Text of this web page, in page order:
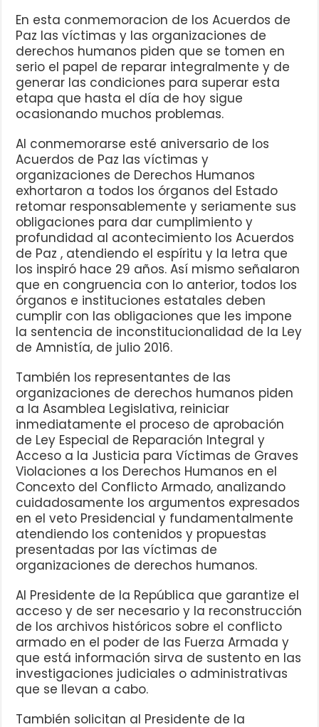
En esta conmemoracion de los Acuerdos de
Paz las víctimas y las organizaciones de
derechos humanos piden que se tomen en
serio el papel de reparar integralmente y de
generar las condiciones para superar esta
etapa que hasta el día de hoy sigue
ocasionando muchos problemas.
Al conmemorarse esté aniversario de los
Acuerdos de Paz las víctimas y
organizaciones de Derechos Humanos
exhortaron a todos los órganos del Estado
retomar responsablemente y seriamente sus
obligaciones para dar cumplimiento y
profundidad al acontecimiento los Acuerdos
de Paz , atendiendo el espíritu y la letra que
los inspiró hace 29 años. Así mismo señalaron
que en congruencia con lo anterior, todos los
órganos e instituciones estatales deben
cumplir con las obligaciones que les impone
la sentencia de inconstitucionalidad de la Ley
de Amnistía, de julio 2016.
También los representantes de las
organizaciones de derechos humanos piden
a la Asamblea Legislativa, reiniciar
inmediatamente el proceso de aprobación
de Ley Especial de Reparación Integral y
Acceso a la Justicia para Víctimas de Graves
Violaciones a los Derechos Humanos en el
Concexto del Conflicto Armado, analizando
cuidadosamente los argumentos expresados
en el veto Presidencial y fundamentalmente
atendiendo los contenidos y propuestas
presentadas por las víctimas de
organizaciones de derechos humanos.
Al Presidente de la República que garantize el
acceso y de ser necesario y la reconstrucción
de los archivos históricos sobre el conflicto
armado en el poder de las Fuerza Armada y
que está información sirva de sustento en las
investigaciones judiciales o administrativas
que se llevan a cabo.
También solicitan al Presidente de la